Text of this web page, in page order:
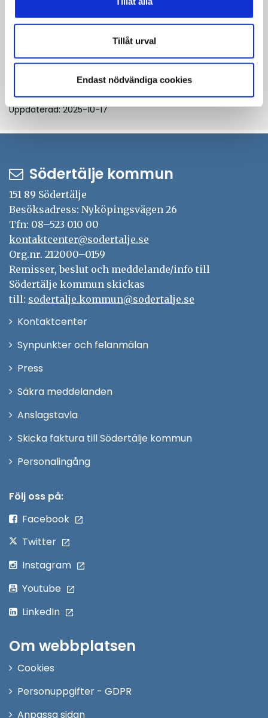
Tillåt urval
Endast nödvändiga cookies
Skiss över den nya aktivitetsytan i Lina hage.
Uppdaterad: 2025-10-17
Södertälje kommun
151 89 Södertälje
Besöksadress: Nyköpingsvägen 26
Tfn: 08–523 010 00
kontaktcenter@sodertalje.se
Org.nr. 212000–0159
Remisser, beslut och meddelande/info till
Södertälje kommun skickas
till: sodertalje.kommun@sodertalje.se
KontaktcenterÖppna
Synpunkter och felanmälan
Press
fönster
Säkra meddelanden
Anslagstavla
Skicka faktura till Södertälje kommun
PersonalingångÖppna
Följ oss på:
Facebook
Twitter
Instagram
Youtube
LinkedIn
Om webbplatsen
Cookies
Personuppgifter - GDPR
Anpassa sidan